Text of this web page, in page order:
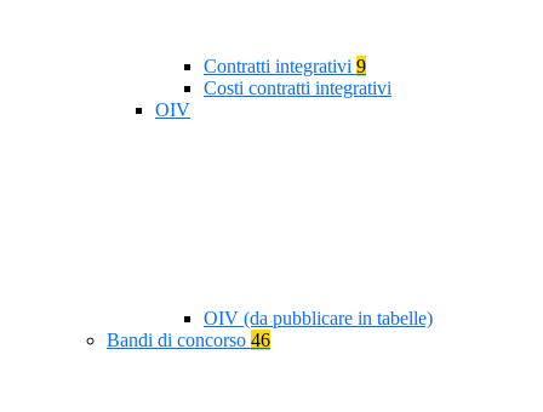
Contratti integrativi 9
Costi contratti integrativi
OIV
OIV (da pubblicare in tabelle)
Bandi di concorso 46